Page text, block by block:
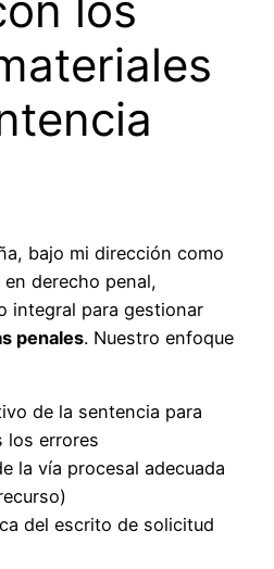
bajo mi dirección como
derecho penal,
integral para gestionar
penales. Nuestro enfoque
de la sentencia para
los errores
la vía procesal adecuada
del escrito de solicitud